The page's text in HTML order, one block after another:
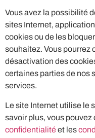
Vous avez la possibilité
sites Internet,
cookies ou de les
souhaitez. Vous pourrez
désactivation des
certaines parties de nos
services.
Le site Internet utilise le
savoir plus, vous pouvez
confidentialitéet les